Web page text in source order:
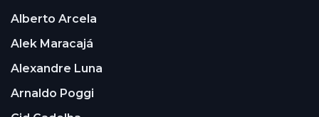
Alberto Arcela
Alek Maracajá
Alexandre Luna
Arnaldo Poggi